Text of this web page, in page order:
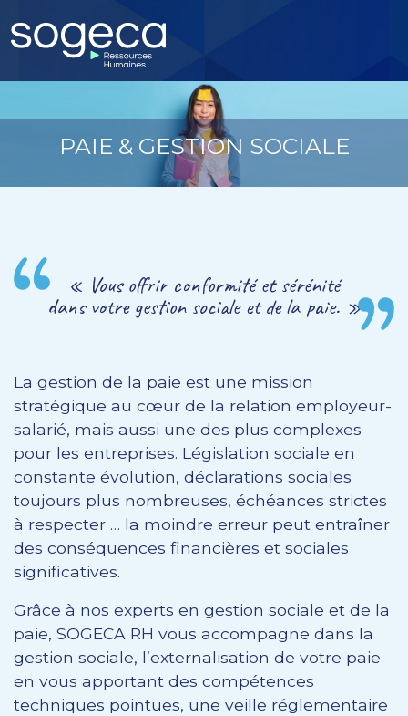
PAIE & GESTION SOCIALE
« Vous offrir conformité et sérénité
dans votre gestion sociale et de la paie. »
La gestion de la paie est une mission
stratégique au cœur de la relation employeur-
salarié, mais aussi une des plus complexes
pour les entreprises. Législation sociale en
constante évolution, déclarations sociales
toujours plus nombreuses, échéances strictes
à respecter … la moindre erreur peut entraîner
des conséquences financières et sociales
significatives.
Grâce à nos experts en gestion sociale et de la
paie, SOGECA RH vous accompagne dans la
gestion sociale, l’externalisation de votre paie
en vous apportant des compétences
techniques pointues, une veille réglementaire